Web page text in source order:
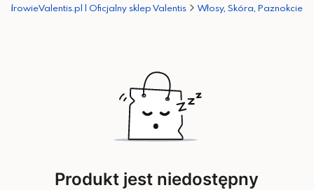
ZdrowieValentis.pl | Oficjalny sklep Valentis Włosy, Skóra, Paznokcie
Produkt jest niedostępny